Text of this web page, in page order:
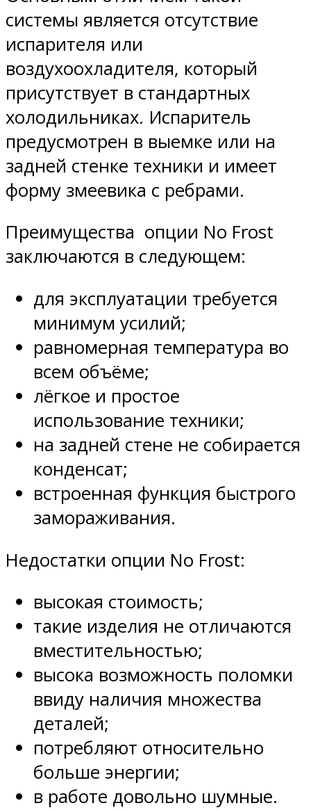
системы является отсутствие
испарителя или
воздухоохладителя, который
присутствует в стандартных
холодильниках. Испаритель
предусмотрен в выемке или на
задней стенке техники и имеет
форму змеевика с ребрами.
Преимущества опции No Frost
заключаются в следующем:
для эксплуатации требуется
минимум усилий;
равномерная температура во
всем объёме;
лёгкое и простое
использование техники;
на задней стене не собирается
конденсат;
встроенная функция быстрого
замораживания.
Недостатки опции No Frost:
высокая стоимость;
такие изделия не отличаются
вместительностью;
высока возможность поломки
ввиду наличия множества
деталей;
потребляют относительно
больше энергии;
в работе довольно шумные.